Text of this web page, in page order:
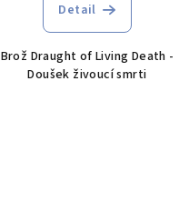
Detail
Brož Draught of Living Death -
Doušek živoucí smrti